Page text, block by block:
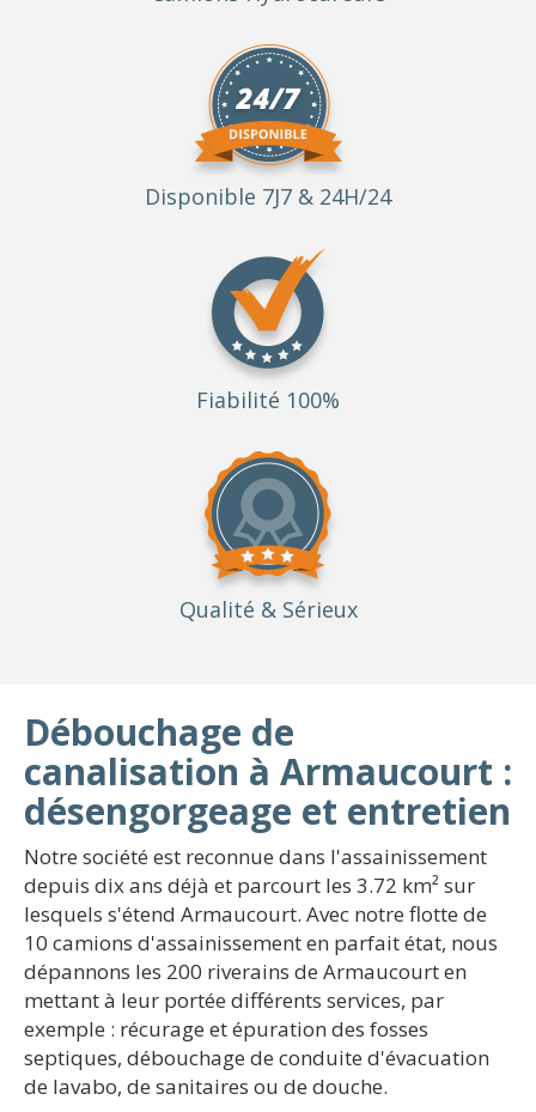
Disponible 7J7 & 24H/24
Fiabilité 100%
Qualité & Sérieux
Débouchage de
canalisation à Armaucourt :
désengorgeage et entretien
Notre société est reconnue dans l'assainissement
depuis dix ans déjà et parcourt les 3.72 km² sur
lesquels s'étend Armaucourt. Avec notre flotte de
10 camions d'assainissement en parfait état, nous
dépannons les 200 riverains de Armaucourt en
mettant à leur portée différents services, par
exemple : récurage et épuration des fosses
septiques, débouchage de conduite d'évacuation
de lavabo, de sanitaires ou de douche.